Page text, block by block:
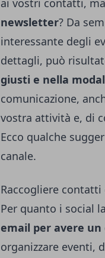
ai vostri contatti,
newsletter? Da
interessante degli
dettagli, può
giusti e nella
comunicazione,
vostra attività e, di
Ecco qualche
canale.
Raccogliere contatti
Per quanto i social
email per avere
organizzare eventi,